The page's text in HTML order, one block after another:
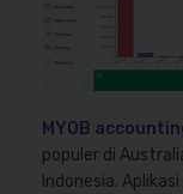
MYOB
populer di
Indonesia.